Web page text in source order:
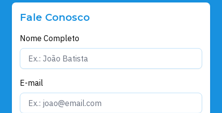
Fale Conosco
Nome Completo
E-mail